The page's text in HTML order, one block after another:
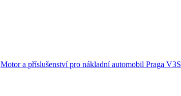
Motor a příslušenství pro nákladní automobil Praga V3S